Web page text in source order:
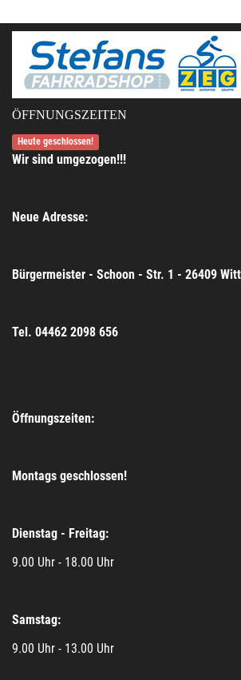
ÖFFNUNGSZEITEN
Heute geschlossen!
Wir sind umgezogen!!!
Neue Adresse:
Bürgermeister - Schoon - Str. 1 - 26409
Tel. 04462 2098 656
Öffnungszeiten:
Montags geschlossen!
Dienstag - Freitag:
9.00 Uhr - 18.00 Uhr
Samstag:
9.00 Uhr - 13.00 Uhr